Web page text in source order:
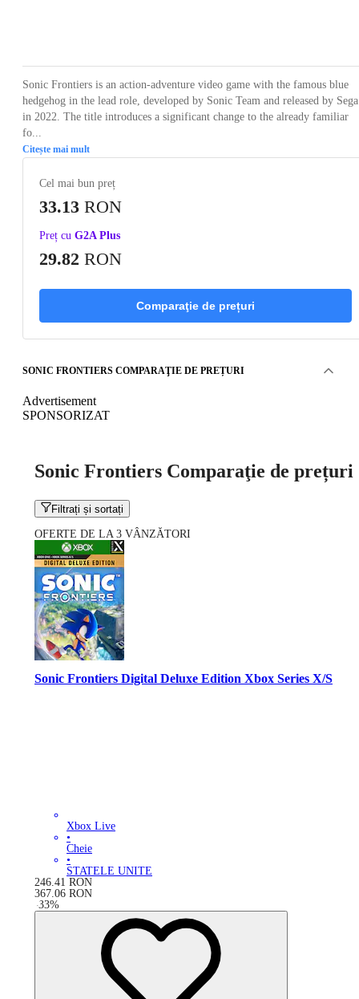
Sonic Frontiers is an action-adventure video game with the famous blue
hedgehog in the lead role, developed by Sonic Team and released by Sega
in 2022. The title introduces a significant change to the already familiar
fo...
Citește mai mult
Cel mai bun preț
33.13 RON
Preț cu G2A Plus
29.82 RON
Comparaţie de prețuri
SONIC FRONTIERS COMPARAŢIE DE PREȚURI
Advertisement
SPONSORIZAT
Sonic Frontiers Comparaţie de prețuri
Filtrați și sortați
OFERTE DE LA 3 VÂNZĂTORI
Sonic Frontiers Digital Deluxe Edition Xbox Series X/S
Xbox Live
•
Cheie
•
STATELE UNITE
246.41 RON
367.06 RON
-33%